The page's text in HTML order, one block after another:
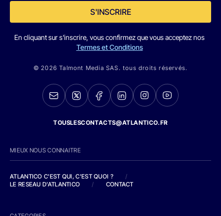
S'INSCRIRE
En cliquant sur s'inscrire, vous confirmez que vous acceptez nos
Termes et Conditions
© 2026 Talmont Media SAS. tous droits réservés.
TOUSLESCONTACTS@ATLANTICO.FR
MIEUX NOUS CONNAITRE
ATLANTICO C'EST QUI, C'EST QUOI ?
/
LE RESEAU D'ATLANTICO
/ CONTACT